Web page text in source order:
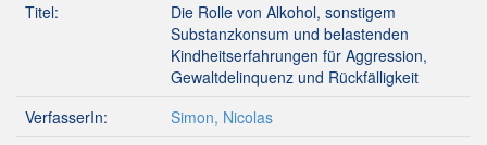
Titel:
Die Rolle von Alkohol, sonstigem
Substanzkonsum und belastenden
Kindheitserfahrungen für Aggression,
Gewaltdelinquenz und Rückfälligkeit
VerfasserIn:
Simon, Nicolas